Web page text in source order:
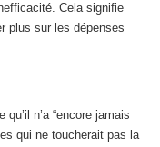
Cela signifie
plus sur les dépenses
n’a “encore jamais
qui ne toucherait pas la